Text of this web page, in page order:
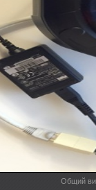
Общий